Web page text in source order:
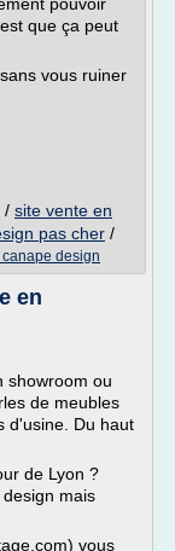
que ça peut
vous ruiner
/ site vente en
pas cher /
design
en
showroom ou
de meubles
d'usine. Du haut
de Lyon ?
mais
vous